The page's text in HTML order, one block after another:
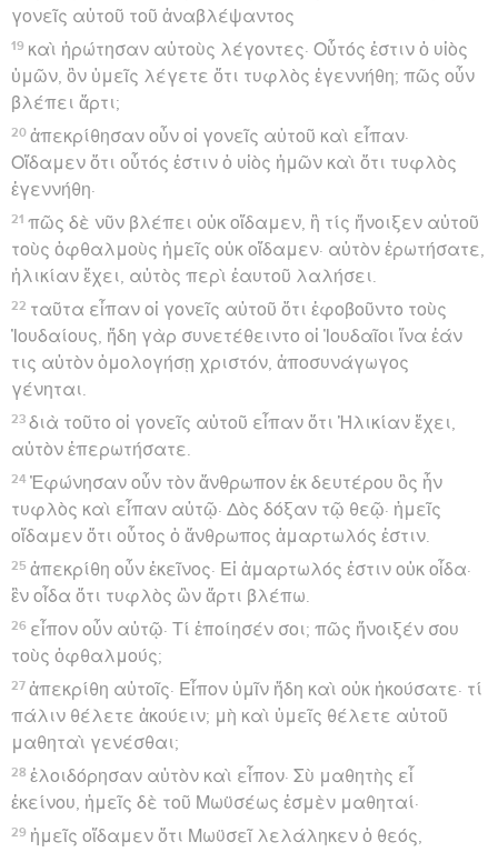
γονεῖς αὐτοῦ τοῦ ἀναβλέψαντος
19 καὶ ἠρώτησαν αὐτοὺς λέγοντες· Οὗτός ἐστιν ὁ υἱὸς
ὑμῶν, ὃν ὑμεῖς λέγετε ὅτι τυφλὸς ἐγεννήθη; πῶς οὖν
βλέπει ἄρτι;
20 ἀπεκρίθησαν οὖν οἱ γονεῖς αὐτοῦ καὶ εἶπαν·
Οἴδαμεν ὅτι οὗτός ἐστιν ὁ υἱὸς ἡμῶν καὶ ὅτι τυφλὸς
ἐγεννήθη·
21 πῶς δὲ νῦν βλέπει οὐκ οἴδαμεν, ἢ τίς ἤνοιξεν αὐτοῦ
τοὺς ὀφθαλμοὺς ἡμεῖς οὐκ οἴδαμεν· αὐτὸν ἐρωτήσατε,
ἡλικίαν ἔχει, αὐτὸς περὶ ἑαυτοῦ λαλήσει.
22 ταῦτα εἶπαν οἱ γονεῖς αὐτοῦ ὅτι ἐφοβοῦντο τοὺς
Ἰουδαίους, ἤδη γὰρ συνετέθειντο οἱ Ἰουδαῖοι ἵνα ἐάν
τις αὐτὸν ὁμολογήσῃ χριστόν, ἀποσυνάγωγος
γένηται.
23 διὰ τοῦτο οἱ γονεῖς αὐτοῦ εἶπαν ὅτι Ἡλικίαν ἔχει,
αὐτὸν ἐπερωτήσατε.
24 Ἐφώνησαν οὖν τὸν ἄνθρωπον ἐκ δευτέρου ὃς ἦν
τυφλὸς καὶ εἶπαν αὐτῷ· Δὸς δόξαν τῷ θεῷ· ἡμεῖς
οἴδαμεν ὅτι οὗτος ὁ ἄνθρωπος ἁμαρτωλός ἐστιν.
25 ἀπεκρίθη οὖν ἐκεῖνος· Εἰ ἁμαρτωλός ἐστιν οὐκ οἶδα·
ἓν οἶδα ὅτι τυφλὸς ὢν ἄρτι βλέπω.
26 εἶπον οὖν αὐτῷ· Τί ἐποίησέν σοι; πῶς ἤνοιξέν σου
τοὺς ὀφθαλμούς;
27 ἀπεκρίθη αὐτοῖς· Εἶπον ὑμῖν ἤδη καὶ οὐκ ἠκούσατε· τί
πάλιν θέλετε ἀκούειν; μὴ καὶ ὑμεῖς θέλετε αὐτοῦ
μαθηταὶ γενέσθαι;
28 ἐλοιδόρησαν αὐτὸν καὶ εἶπον· Σὺ μαθητὴς εἶ
ἐκείνου, ἡμεῖς δὲ τοῦ Μωϋσέως ἐσμὲν μαθηταί·
29 ἡμεῖς οἴδαμεν ὅτι Μωϋσεῖ λελάληκεν ὁ θεός,